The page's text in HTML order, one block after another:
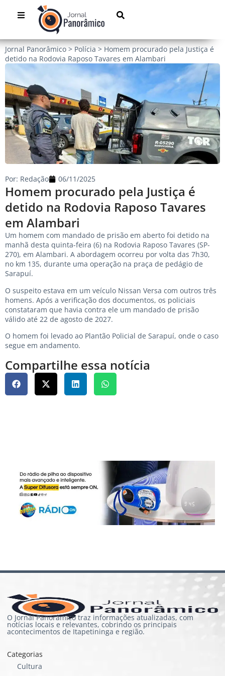
Jornal Panorâmico > Polícia > Homem procurado pela Justiça é
detido na Rodovia Raposo Tavares em Alambari
Homem procurado pela Justiça é
detido na Rodovia Raposo Tavares
em Alambari
Por: Redação 06/11/2025
Um homem com mandado de prisão em aberto foi detido na
manhã desta quinta-feira (6) na Rodovia Raposo Tavares (SP-
270), em Alambari. A abordagem ocorreu por volta das 7h30,
no km 135, durante uma operação na praça de pedágio de
Sarapuí.
O suspeito estava em um veículo Nissan Versa com outros três
homens. Após a verificação dos documentos, os policiais
constataram que havia contra ele um mandado de prisão
válido até 22 de agosto de 2027.
O homem foi levado ao Plantão Policial de Sarapuí, onde o caso
segue em andamento.
Compartilhe essa notícia
O Jornal Panorâmico traz informações atualizadas, com
notícias locais e relevantes, cobrindo os principais
acontecimentos de Itapetininga e região.
Categorias
Cultura